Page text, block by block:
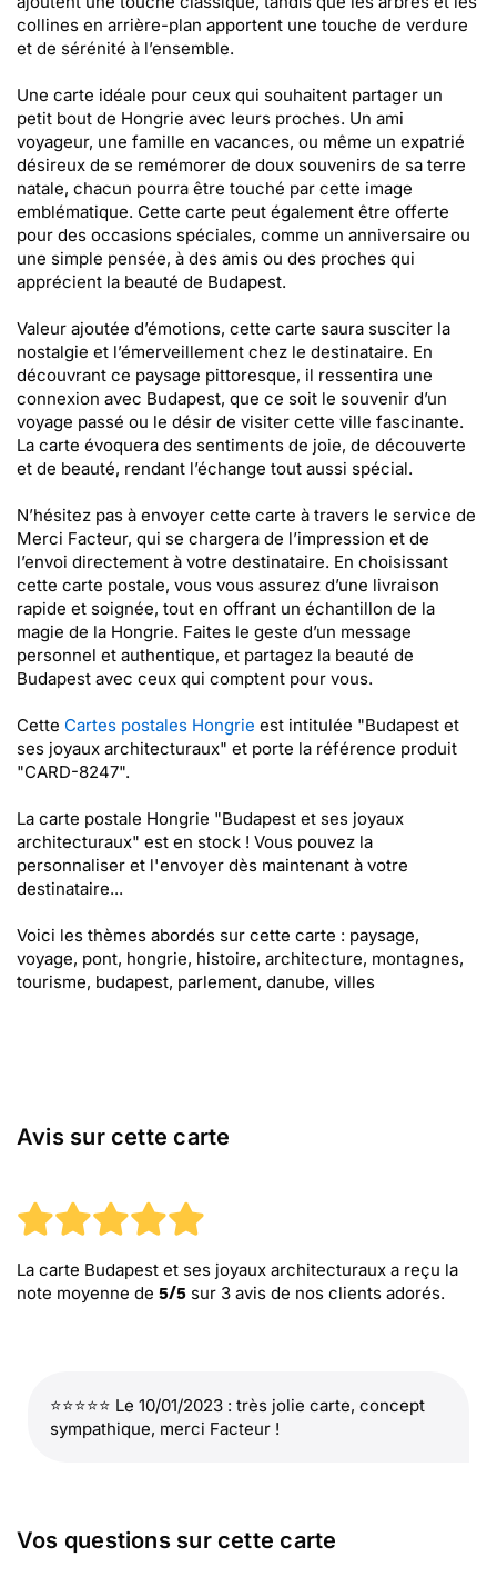
collines en arrière-plan apportent une touche de verdure
et de sérénité à l’ensemble.
Une carte idéale pour ceux qui souhaitent partager un
petit bout de Hongrie avec leurs proches. Un ami
voyageur, une famille en vacances, ou même un expatrié
désireux de se remémorer de doux souvenirs de sa terre
natale, chacun pourra être touché par cette image
emblématique. Cette carte peut également être offerte
pour des occasions spéciales, comme un anniversaire ou
une simple pensée, à des amis ou des proches qui
apprécient la beauté de Budapest.
Valeur ajoutée d’émotions, cette carte saura susciter la
nostalgie et l’émerveillement chez le destinataire. En
découvrant ce paysage pittoresque, il ressentira une
connexion avec Budapest, que ce soit le souvenir d’un
voyage passé ou le désir de visiter cette ville fascinante.
La carte évoquera des sentiments de joie, de découverte
et de beauté, rendant l’échange tout aussi spécial.
N’hésitez pas à envoyer cette carte à travers le service de
Merci Facteur, qui se chargera de l’impression et de
l’envoi directement à votre destinataire. En choisissant
cette carte postale, vous vous assurez d’une livraison
rapide et soignée, tout en offrant un échantillon de la
magie de la Hongrie. Faites le geste d’un message
personnel et authentique, et partagez la beauté de
Budapest avec ceux qui comptent pour vous.
Cette Cartes postales Hongrie est intitulée "Budapest et
ses joyaux architecturaux" et porte la référence produit
"CARD-8247".
La carte postale Hongrie "Budapest et ses joyaux
architecturaux" est en stock ! Vous pouvez la
personnaliser et l'envoyer dès maintenant à votre
destinataire...
Voici les thèmes abordés sur cette carte : paysage,
voyage, pont, hongrie, histoire, architecture, montagnes,
tourisme, budapest, parlement, danube, villes
Avis sur cette carte
La carte Budapest et ses joyaux architecturaux a reçu la
note moyenne de 5/5 sur 3 avis de nos clients adorés.
⭐⭐⭐⭐⭐ Le 10/01/2023 : très jolie carte, concept
sympathique, merci Facteur !
Vos questions sur cette carte